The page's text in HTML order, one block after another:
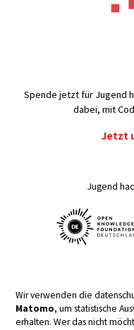
Spende jetzt für Jugend
dabei, mit
Jetzt
Jugend
Wir verwenden die
Matomo, um statistische
erhalten. Wer das nicht